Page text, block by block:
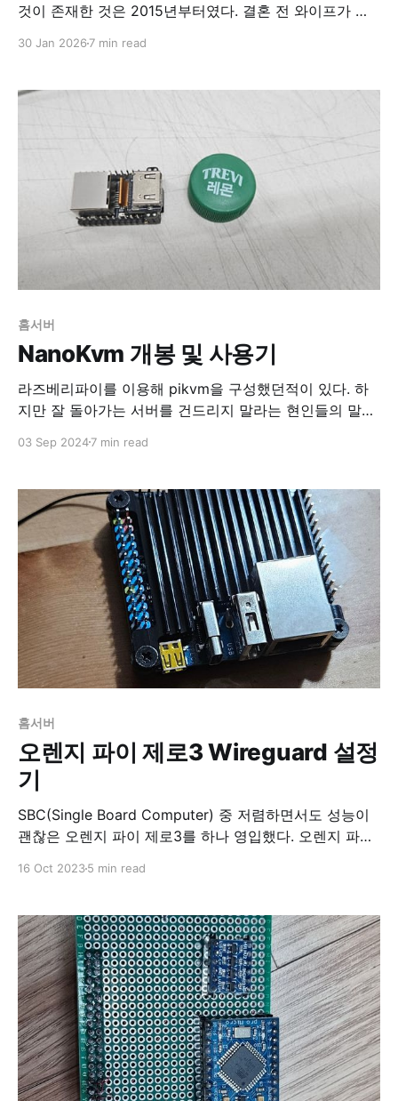
것이 존재한 것은 2015년부터였다. 결혼 전 와이프가 쓰
화면에 세로줄이 가득한 상태였다. 사족을 달자면, 얘는
30 Jan 2026 7 min read
홈서버
NanoKvm 개봉 및 사용기
라즈베리파이를 이용해 pikvm을 구성했던적이 있다. 하
지만 잘 돌아가는 서버를 건드리지 말라는 현인들의 말씀
않았고 pikvm은 별로 쓸 일이 없었다. 홈 서버 구축기 –
도록 써놓음 필요도 없지만, 인터넷에서 Proxmox 커널
업데이트 관련 글을 보고 업데이트를
03 Sep 20247 min read
홈서버
오렌지 파이 제로3 Wireguard 설정
기
SBC(Single Board Computer) 중 저렴하면서도 성능이
괜찮은 오렌지 파이 제로3를 하나 영입했다. 오렌지 파이
방열판까지 결합한 모습. RJ45 잭 하나, 일반적인
USB(USB A타입)포트
16 Oct 20235 min read